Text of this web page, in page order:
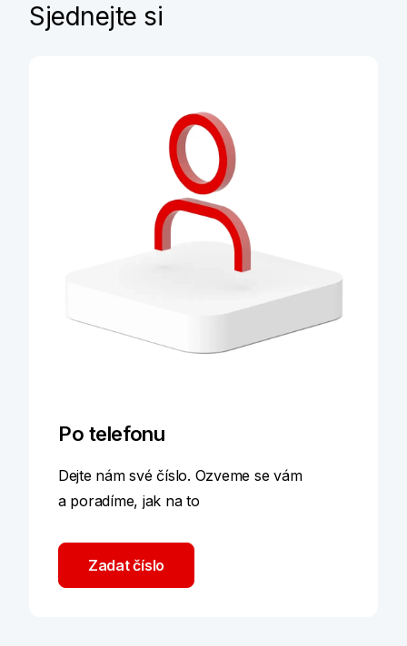
Sjednejte si
Po telefonu
Dejte nám své číslo. Ozveme se vám
a poradíme, jak na to
Zadat číslo